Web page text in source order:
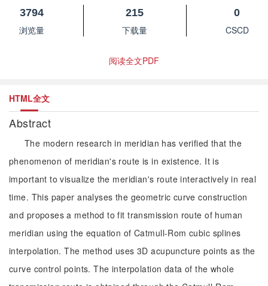
3794
浏览量
215
下载量
0
CSCD
阅读全文PDF
HTML全文
Abstract
The modern research in meridian has verified that the
phenomenon of meridian's route is in existence. It is
important to visualize the meridian's route interactively in real
time. This paper analyses the geometric curve construction
and proposes a method to fit transmission route of human
meridian using the equation of Catmull-Rom cubic splines
interpolation. The method uses 3D acupuncture points as the
curve control points. The interpolation data of the whole